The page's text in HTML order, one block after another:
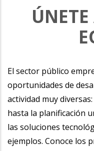
El sector público
oportunidades de
actividad muy
hasta la planificación
las soluciones
ejemplos. Conoce los